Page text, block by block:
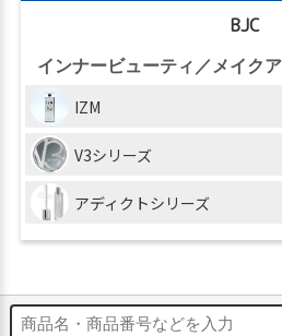
BJC
インナービューティ／メイク
IZM
V3シリーズ
アディクトシリーズ